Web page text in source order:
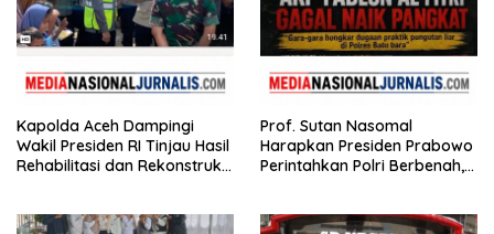
Kapolda Aceh Dampingi
Wakil Presiden RI Tinjau Hasil
Rehabilitasi dan Rekonstruksi
Prof. Sutan Nasomal
Harapkan Presiden Prabowo
Perintahkan Polri Berbenah,